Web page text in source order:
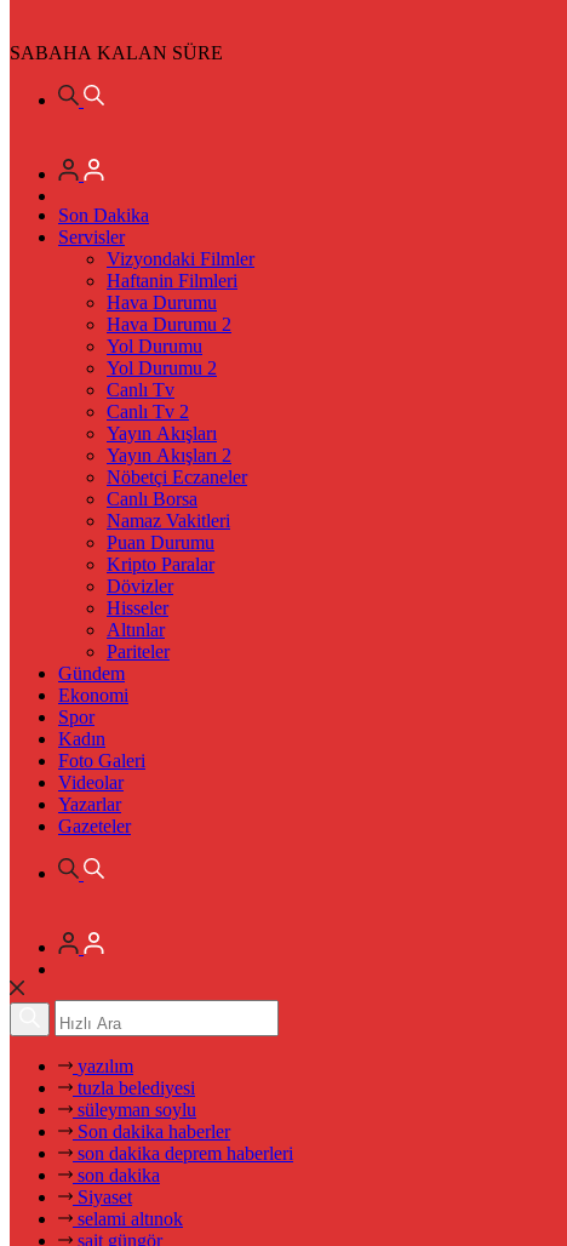
SABAHA KALAN SÜRE
Son Dakika
Servisler
Vizyondaki Filmler
Haftanin Filmleri
Hava Durumu
Hava Durumu 2
Yol Durumu
Yol Durumu 2
Canlı Tv
Canlı Tv 2
Yayın Akışları
Yayın Akışları 2
Nöbetçi Eczaneler
Canlı Borsa
Namaz Vakitleri
Puan Durumu
Kripto Paralar
Dövizler
Hisseler
Altınlar
Pariteler
Gündem
Ekonomi
Spor
Kadın
Foto Galeri
Videolar
Yazarlar
Gazeteler
yazılım
tuzla belediyesi
süleyman soylu
Son dakika haberler
son dakika deprem haberleri
son dakika
Siyaset
selami altınok
sait güngör